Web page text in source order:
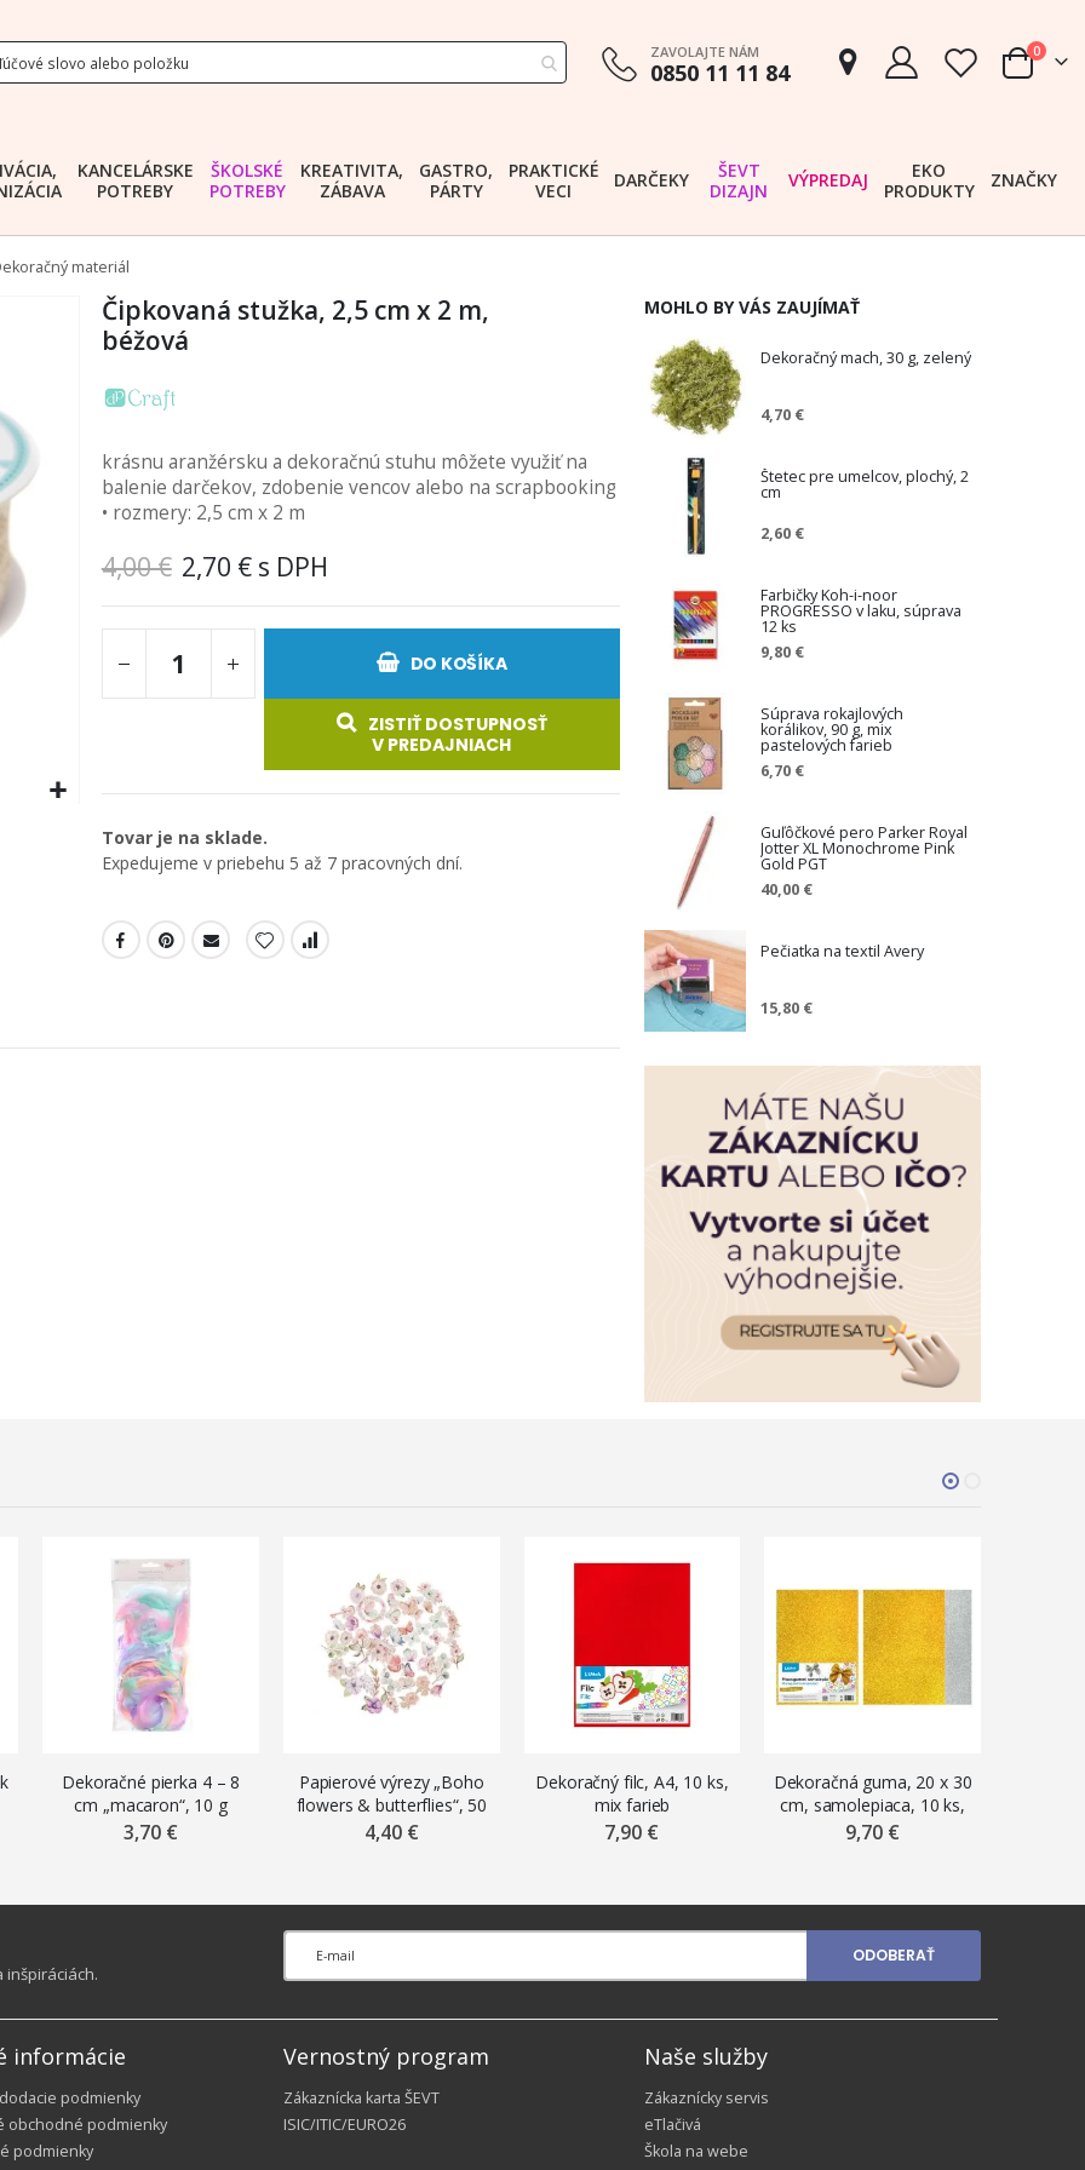
ZAVOLAJTE NÁM
0850 11 11 84 Cart
0
KANCELÁRSKE
POTREBY
ŠKOLSKÉ
POTREBY
KREATIVITA,
ZÁBAVA
GASTRO,
PÁRTY
PRAKTICKÉ
VECI
DARČEKY
ŠEVT
DIZAJN
VÝPREDAJ
EKO
PRODUKTY
ZNAČKY
materiál
Čipkovaná stužka, 2,5 cm x 2 m,
béžová
krásnu aranžérsku a dekoračnú stuhu môžete využiť na
balenie darčekov, zdobenie vencov alebo na scrapbooking
• rozmery: 2,5 cm x 2 m
4,00 € 2,70 €
DO KOŠÍKA
ZISTIŤ DOSTUPNOSŤ
V PREDAJNIACH
Tovar je na sklade.
Expedujeme v priebehu 5 až 7 pracovných dní.
MOHLO BY VÁS ZAUJÍMAŤ
Dekoračný mach, 30 g, zelený
4,70 €
Štetec pre umelcov, plochý, 2
cm
2,60 €
Farbičky Koh-i-noor
PROGRESSO v laku, súprava
12 ks
9,80 €
Súprava rokajlových
korálikov, 90 g, mix
pastelových farieb
6,70 €
Guľôčkové pero Parker Royal
Jotter XL Monochrome Pink
Gold PGT
40,00 €
Pečiatka na textil Avery
15,80 €
Dekoračné pierka 4 – 8
cm „macaron“, 10 g
3,70 €
Papierové výrezy „Boho
flowers & butterflies“, 50
ks
4,40 €
Dekoračný filc, A4, 10 ks,
mix farieb
7,90 €
Dekoračná guma, 20 x 30
cm, samolepiaca, 10 ks,
mix trblietavých farieb
9,70 €
ODOBERAŤ
informácie
podmienky
obchodné podmienky
podmienky
Vernostný program
Zákaznícka karta ŠEVT
ISIC/ITIC/EURO26
Naše služby
Zákaznícky servis
eTlačivá
Škola na webe